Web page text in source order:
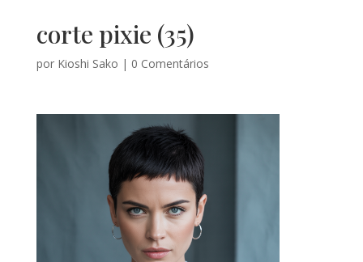
corte pixie (35)
por Kioshi Sako | 0 Comentários